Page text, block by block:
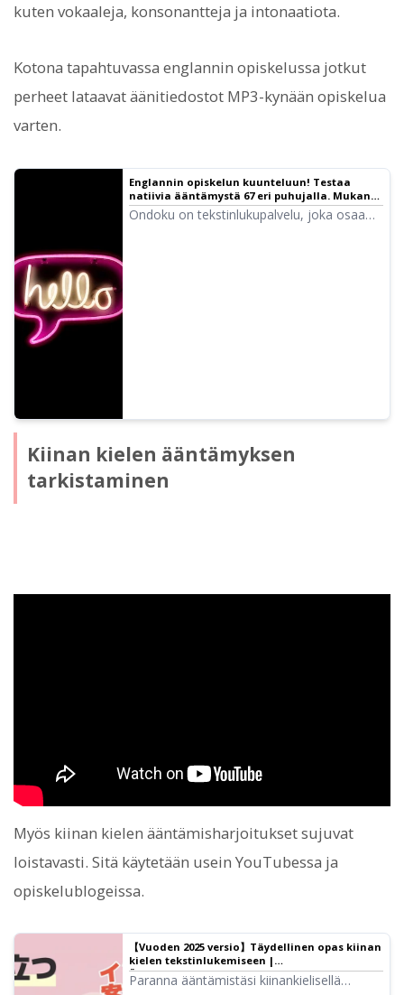
kuten vokaaleja, konsonantteja ja intonaatiota.
Kotona tapahtuvassa englannin opiskelussa jotkut
perheet lataavat äänitiedostot MP3-kynään opiskelua
varten.
Englannin opiskelun kuunteluun! Testaa
natiivia ääntämystä 67 eri puhujalla. Mukana
naisten, miesten, tyttöjen ja poikien ääniä! |
Tekstinlukunohjelmisto Ondoku
Ondoku on tekstinlukupalvelu, joka osaa
Kiinan kielen ääntämyksen
tarkistaminen
Myös kiinan kielen ääntämisharjoitukset sujuvat
loistavasti. Sitä käytetään usein YouTubessa ja
opiskelublogeissa.
【Vuoden 2025 versio】Täydellinen opas kiinan
kielen tekstinlukemiseen |
Ääntämisharjoituksista matkailupalveluihin |
Tekstinlukunohjelmisto Ondoku
Paranna ääntämistäsi kiinankielisellä